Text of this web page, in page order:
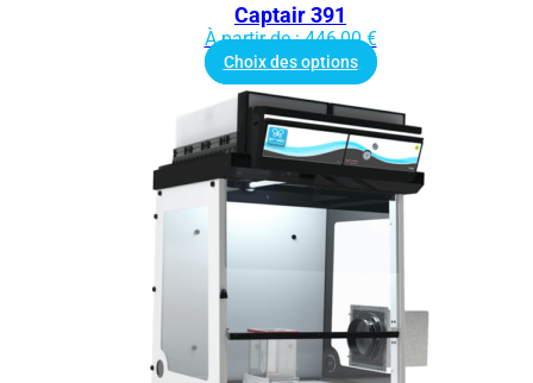
Captair 391
À partir de :446,00€
Choix des options